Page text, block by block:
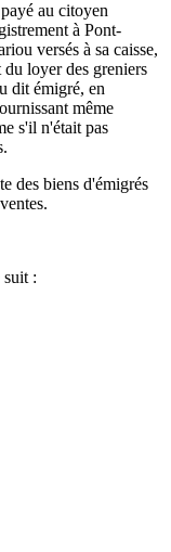
au citoyen
à Pont-
versés à sa caisse,
loyer des greniers
dit émigré, en
même
s'il n'était pas
des biens d'émigrés
suit :